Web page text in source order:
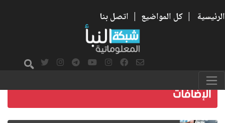
الرئيسية | كل المواضيع | اتصل بنا